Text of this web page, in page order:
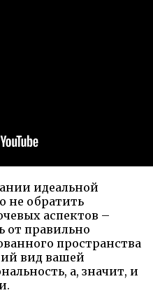
идеальной
не обратить
аспектов –
от правильно
пространства
вид вашей
а, значит, и